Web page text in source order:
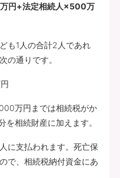
円+法定相続人×500万
も1人の合計2人であれ
の通りです。
万円までは相続税がか
相続財産に加えます。
に支払われます。死亡保
で、相続税納付資金にあ